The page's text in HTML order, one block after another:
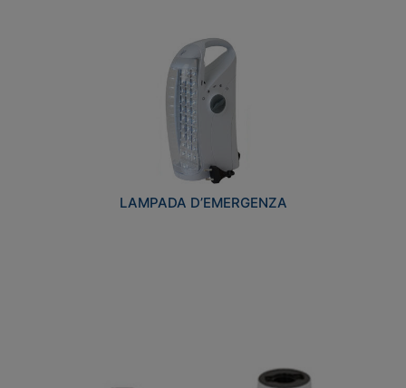
LAMPADA D’EMERGENZA